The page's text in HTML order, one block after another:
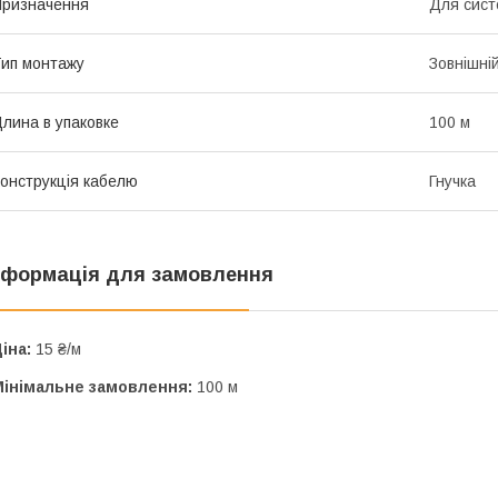
Для
монтажу Зовнішній
в упаковке 100 м
кабелю Гнучка
для замовлення
15 ₴/м
замовлення: 100 м